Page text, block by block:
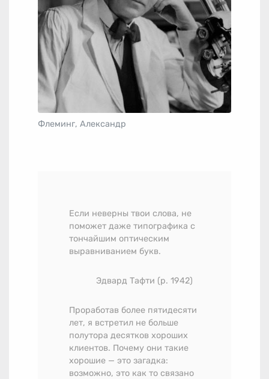
Флеминг, Александр
Если неверны твои слова, не
поможет даже типографика с
тончайшим оптическим
выравниванием букв.
Эдвард Тафти (р. 1942)
Проработав более пятидесяти
лет, я встретил не больше
полутора десятков хороших
клиентов. Почему они такие
хорошие — это загадка:
возможно, это как то связано